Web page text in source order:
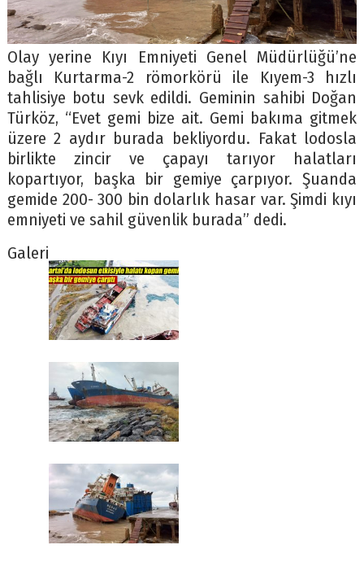
Olay yerine Kıyı Emniyeti Genel Müdürlüğü’ne
bağlı Kurtarma-2 römorkörü ile Kıyem-3 hızlı
tahlisiye botu sevk edildi. Geminin sahibi Doğan
Türköz, “Evet gemi bize ait. Gemi bakıma gitmek
üzere 2 aydır burada bekliyordu. Fakat lodosla
birlikte zincir ve çapayı tarıyor halatları
kopartıyor, başka bir gemiye çarpıyor. Şuanda
gemide 200- 300 bin dolarlık hasar var. Şimdi kıyı
emniyeti ve sahil güvenlik burada” dedi.
Galeri